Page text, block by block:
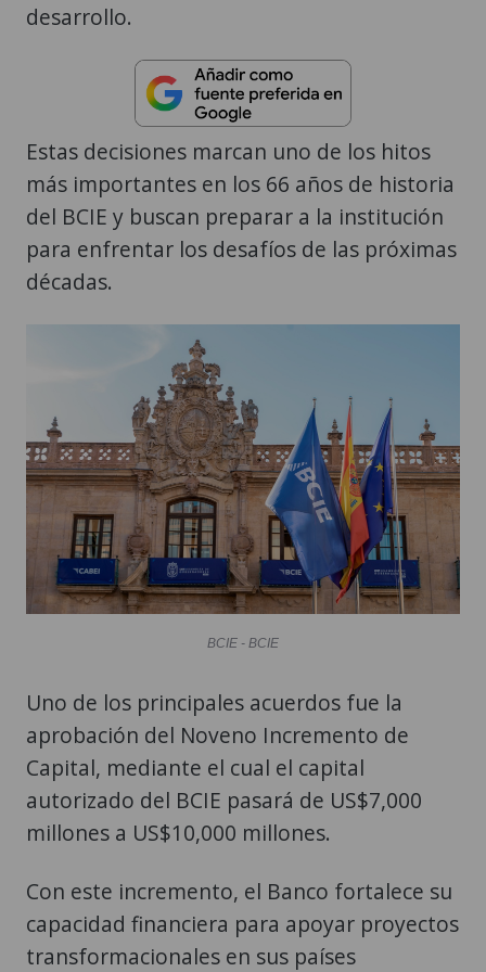
desarrollo.
Estas decisiones marcan uno de los hitos
más importantes en los 66 años de historia
del BCIE y buscan preparar a la institución
para enfrentar los desafíos de las próximas
décadas.
BCIE - BCIE
Uno de los principales acuerdos fue la
aprobación del Noveno Incremento de
Capital, mediante el cual el capital
autorizado del BCIE pasará de US$7,000
millones a US$10,000 millones.
Con este incremento, el Banco fortalece su
capacidad financiera para apoyar proyectos
transformacionales en sus países